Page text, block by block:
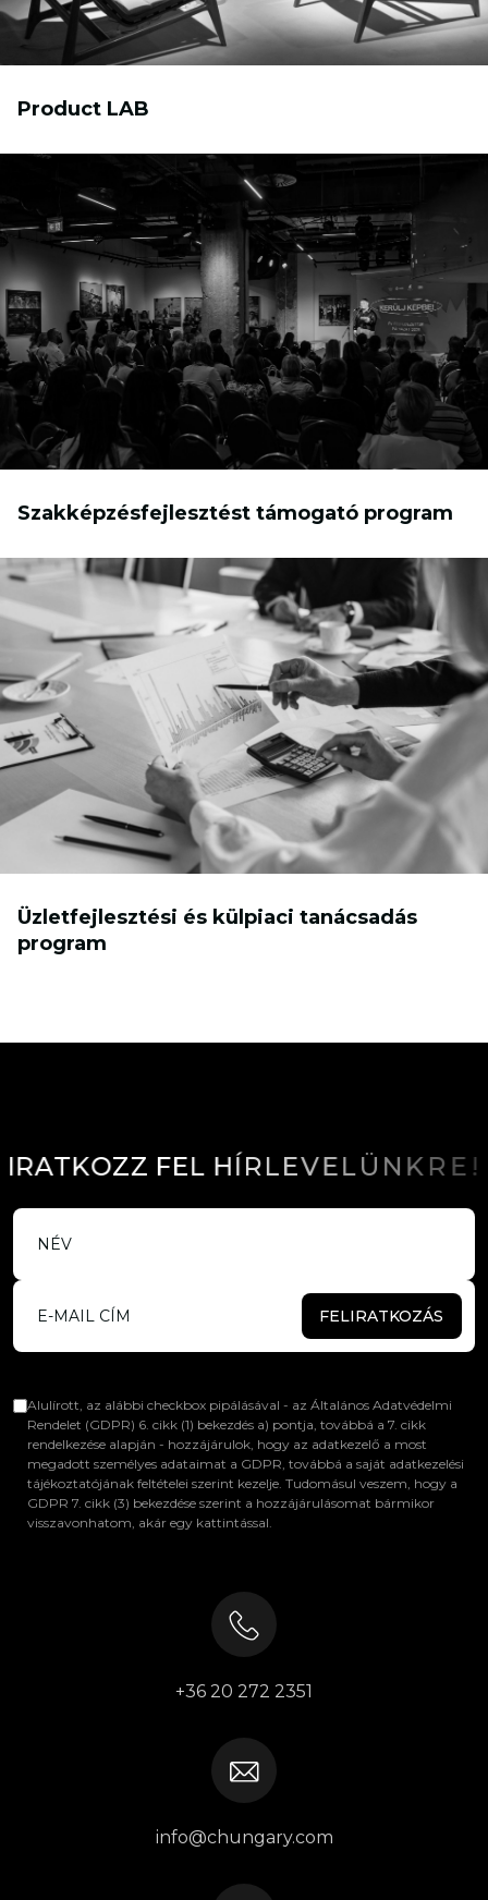
Product LAB
Szakképzésfejlesztést támogató program
Üzletfejlesztési és külpiaci tanácsadás
program
IRATKOZZ FEL HÍRLEVELÜNKRE !
FELIRATKOZÁS
Alulírott, az alábbi checkbox pipálásával - az Általános Adatvédelmi
Rendelet (GDPR) 6. cikk (1) bekezdés a) pontja, továbbá a 7. cikk
rendelkezése alapján - hozzájárulok, hogy az adatkezelő a most
megadott személyes adataimat a GDPR, továbbá a saját adatkezelési
tájékoztatójának feltételei szerint kezelje. Tudomásul veszem, hogy a
GDPR 7. cikk (3) bekezdése szerint a hozzájárulásomat bármikor
visszavonhatom, akár egy kattintással.
+36 20 272 2351
info@chungary.com